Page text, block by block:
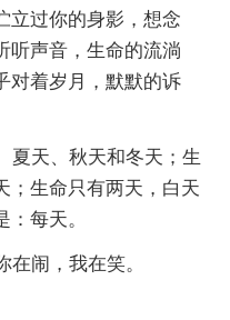
立过你的身影，想念
听声音，生命的流淌
对着岁月，默默的诉
天、秋天和冬天；生
；生命只有两天，白天
每天。
闹，我在笑。